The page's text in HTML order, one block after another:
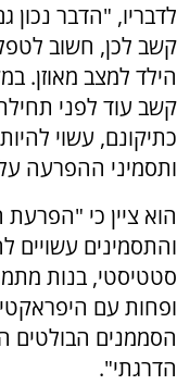
לדבריו, "הדבר
קשב לכן, חשוב
הילד למצב מאוזן.
קשב עוד לפני
כתיקונם, עשוי
ותסמיני ההפרעה
הוא ציין כי
והתסמינים
סטטיסטי, בנות
ופחות עם
הסממנים הבולטים
הדרגתי".